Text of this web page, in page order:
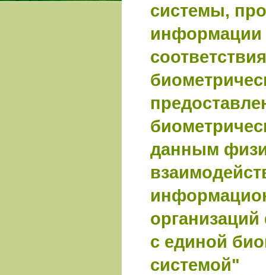
системы,
информации
данным
с единой
системой"